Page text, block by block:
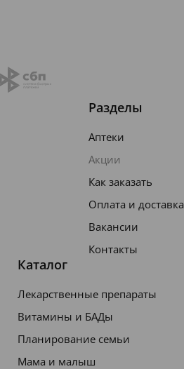
Разделы
Аптеки
Акции
Как заказать
Оплата и доставка
Вакансии
Контакты
Каталог
Лекарственные препараты
Витамины и БАДы
Планирование семьи
Мама и малыш